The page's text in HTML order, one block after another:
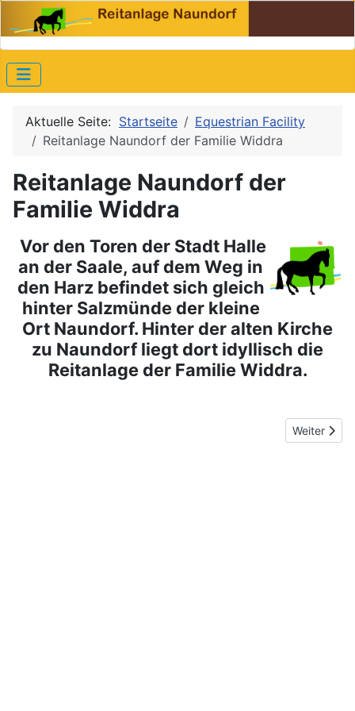
Aktuelle Seite: Startseite
Equestrian Facility
Reitanlage Naundorf der Familie Widdra
Reitanlage Naundorf der
Familie Widdra
Vor den Toren der Stadt Halle
an der Saale, auf dem Weg in
den Harz befindet sich gleich
hinter Salzmünde der kleine
Ort Naundorf. Hinter der alten Kirche
zu Naundorf liegt dort idyllisch die
Reitanlage der Familie Widdra.
Nächster
Weiter